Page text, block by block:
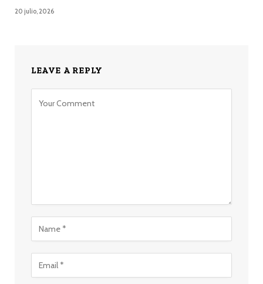
20 julio, 2026
LEAVE A REPLY